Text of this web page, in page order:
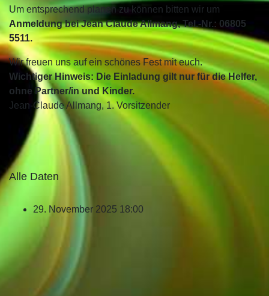
Um entsprechend planen zu können bitten wir um
Anmeldung bei Jean Claude Allmang, Tel.-Nr.: 06805
5511.
Wir freuen uns auf ein schönes Fest mit euch.
Wichtiger Hinweis: Die Einladung gilt nur für die Helfer,
ohne Partner/in und Kinder.
Jean-Claude Allmang, 1. Vorsitzender
Alle Daten
29. November 2025 18:00